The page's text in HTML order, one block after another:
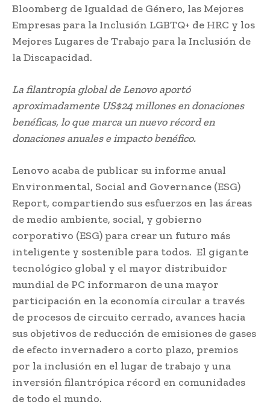
Bloomberg de Igualdad de Género, las Mejores
Empresas para la Inclusión LGBTQ+ de HRC y los
Mejores Lugares de Trabajo para la Inclusión de
la Discapacidad.
La filantropía global de Lenovo aportó
aproximadamente US$24 millones en donaciones
benéficas, lo que marca un nuevo récord en
donaciones anuales e impacto benéfico.
Lenovo acaba de publicar su informe anual
Environmental, Social and Governance (ESG)
Report, compartiendo sus esfuerzos en las áreas
de medio ambiente, social, y gobierno
corporativo (ESG) para crear un futuro más
inteligente y sostenible para todos. El gigante
tecnológico global y el mayor distribuidor
mundial de PC informaron de una mayor
participación en la economía circular a través
de procesos de circuito cerrado, avances hacia
sus objetivos de reducción de emisiones de gases
de efecto invernadero a corto plazo, premios
por la inclusión en el lugar de trabajo y una
inversión filantrópica récord en comunidades
de todo el mundo.